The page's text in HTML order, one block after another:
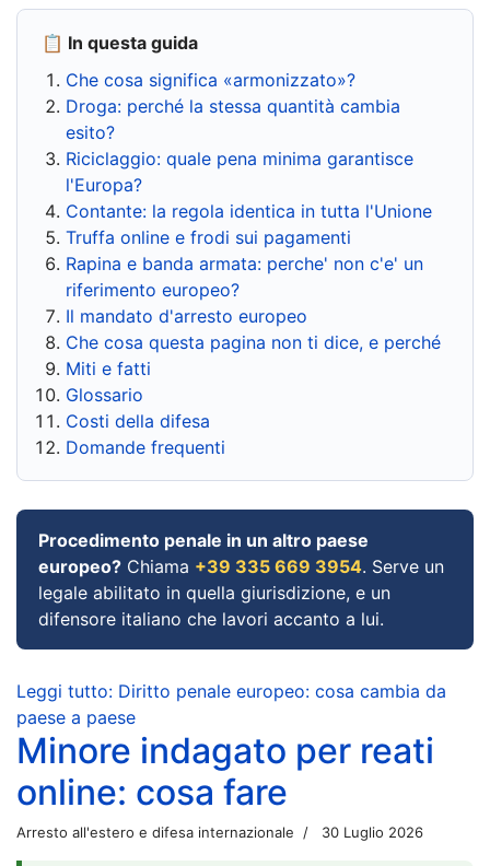
📋 In questa guida
Che cosa significa «armonizzato»?
Droga: perché la stessa quantità cambia
esito?
Riciclaggio: quale pena minima garantisce
l'Europa?
Contante: la regola identica in tutta l'Unione
Truffa online e frodi sui pagamenti
Rapina e banda armata: perche' non c'e' un
riferimento europeo?
Il mandato d'arresto europeo
Che cosa questa pagina non ti dice, e perché
Miti e fatti
Glossario
Costi della difesa
Domande frequenti
Procedimento penale in un altro paese
europeo? Chiama +39 335 669 3954. Serve un
legale abilitato in quella giurisdizione, e un
difensore italiano che lavori accanto a lui.
Leggi tutto: Diritto penale europeo: cosa cambia da
paese a paese
Minore indagato per reati
online: cosa fare
Arresto all'estero e difesa internazionale 30 Luglio 2026